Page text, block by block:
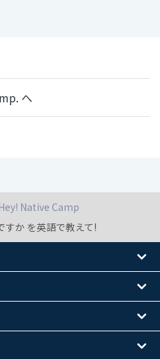
へ
Hey! Native Camp
すか を英語で教えて!